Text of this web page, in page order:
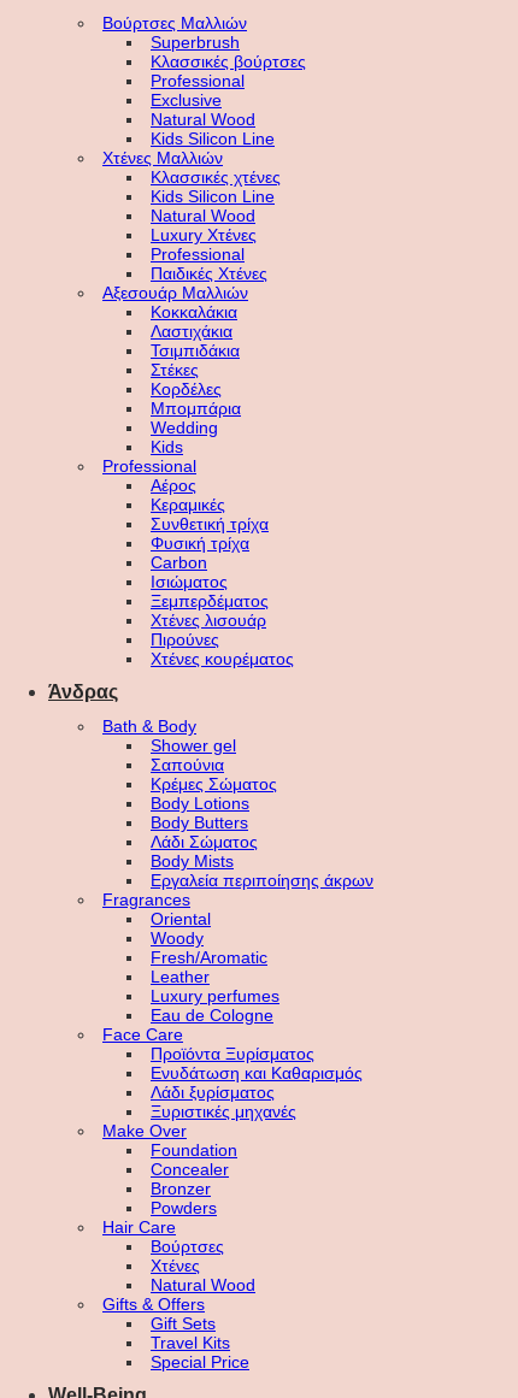
Βούρτσες Μαλλιών
Superbrush
Κλασσικές βούρτσες
Professional
Exclusive
Natural Wood
Kids Silicon Line
Χτένες Μαλλιών
Κλασσικές χτένες
Kids Silicon Line
Natural Wood
Luxury Χτένες
Professional
Παιδικές Χτένες
Αξεσουάρ Μαλλιών
Κοκκαλάκια
Λαστιχάκια
Τσιμπιδάκια
Στέκες
Κορδέλες
Μπομπάρια
Wedding
Kids
Professional
Αέρος
Κεραμικές
Συνθετική τρίχα
Φυσική τρίχα
Carbon
Ισιώματος
Ξεμπερδέματος
Χτένες λισουάρ
Πιρούνες
Χτένες κουρέματος
Άνδρας
Bath & Body
Shower gel
Σαπούνια
Κρέμες Σώματος
Body Lotions
Body Butters
Λάδι Σώματος
Body Mists
Εργαλεία περιποίησης άκρων
Fragrances
Oriental
Woody
Fresh/Aromatic
Leather
Luxury perfumes
Eau de Cologne
Face Care
Προϊόντα Ξυρίσματος
Ενυδάτωση και Καθαρισμός
Λάδι ξυρίσματος
Ξυριστικές μηχανές
Make Over
Foundation
Concealer
Bronzer
Powders
Hair Care
Βούρτσες
Χτένες
Natural Wood
Gifts & Offers
Gift Sets
Travel Kits
Special Price